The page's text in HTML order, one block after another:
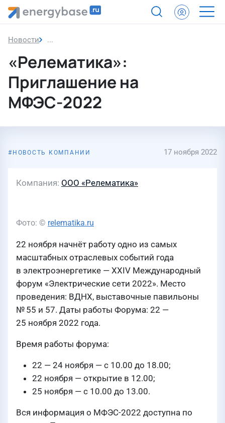
Новости «Релематика»: Приглашение на МФЭС-2022
«Релематика»:
Приглашение на
МФЭС-2022
НОВОСТЬ КОМПАНИИ 17 ноября 2022
Компания ООО «Релематика»
Фото: © relematika.ru
22 ноября начнёт работу одно из самых
масштабных отраслевых событий года
в электроэнергетике — ХХIV Международный
форум «Электрические сети 2022». Место
проведения: ВДНХ, выставочные павильоны
№ 55 и 57. Даты работы Форума: 22 —
25 ноября 2022 года.
Время работы форума:
22 — 24 ноября — с 10.00 до 18.00;
22 ноября — открытие в 12.00;
25 ноября — с 10.00 до 13.00.
Вся информация о МФЭС-2022 доступна по